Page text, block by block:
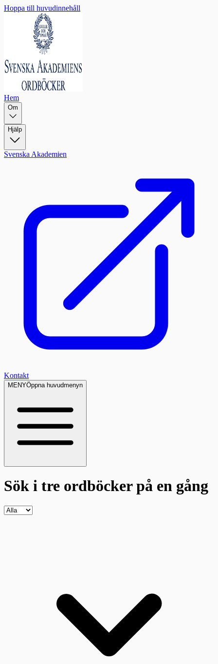
Hoppa till huvudinnehåll
Hem
Om
Hjälp
Svenska Akademien
Kontakt
MENYÖppna huvudmenyn
Sök i tre ordböckerpå en gång